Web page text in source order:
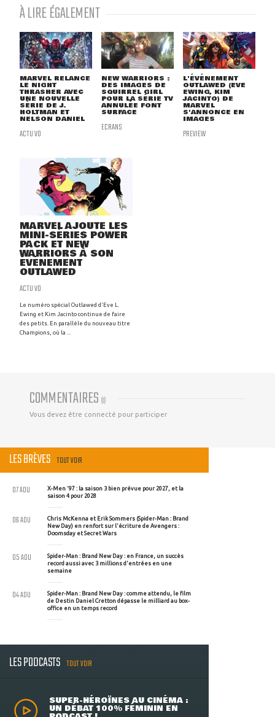
À LIRE ÉGALEMENT
MARVEL RELANCE
LE NIGHT
THRASHER AVEC
UNE NOUVELLE
SÉRIE DE J.
HOLTMAN ET
NELSON DANIEL
ACTU VO
NEW WARRIORS :
DES IMAGES DE
SQUIRREL GIRL
POUR LA SÉRIE TV
ANNULÉE FONT
SURFACE
ECRANS
L'ÉVÉNEMENT
OUTLAWED (EVE
EWING, KIM
JACINTO) DE
MARVEL
S'ANNONCE EN
IMAGES
PREVIEW
MARVEL AJOUTE LES
MINI-SÉRIES POWER
PACK ET NEW
WARRIORS À SON
ÉVÉNEMENT
OUTLAWED
ACTU VO
Le numéro spécial Outlawed d'Eve L.
Ewing et Kim Jacinto continue de faire
des petits. En parallèle du nouveau titre
Champions, où la ...
COMMENTAIRES (0)
Vous devez être connecté pour participer
LES BRÈVES TOUT VOIR
X-Men '97 : la saison 3 bien prévue pour 2027, et la
saison 4 pour 2028
07 AOU
Chris McKenna et Erik Sommers (Spider-Man : Brand
New Day) en renfort sur l'écriture de Avengers :
Doomsday et Secret Wars
06 AOU
Spider-Man : Brand New Day : en France, un succès
record aussi avec 3 millions d'entrées en une
semaine
05 AOU
Spider-Man : Brand New Day : comme attendu, le film
de Destin Daniel Cretton dépasse le milliard au box-
office en un temps record
04 AOU
LES PODCASTS TOUT VOIR
SUPER-HÉROÏNES AU CINÉMA :
UN DÉBAT 100% FÉMININ EN